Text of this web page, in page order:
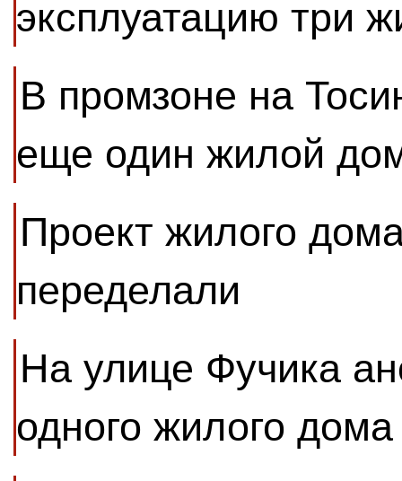
эксплуатацию три
В промзоне на
еще один жилой
Проект жилого
переделали
На улице Фучика
одного жилого